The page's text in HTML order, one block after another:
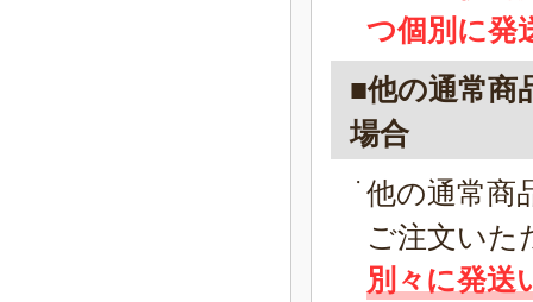
つ個別に発
■他の通常商
場合
他の通常商
ご注文いた
別々に発送